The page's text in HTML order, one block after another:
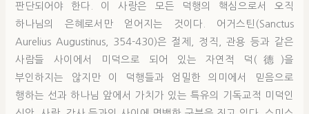
판단되어야 한다. 이 사랑은 모든 덕행의 핵심으로서 오직
하나님의 은혜로서만 얻어지는 것이다. 어거스틴(Sanctus
Aurelius Augustinus, 354-430)은 절제, 정직, 관용 등과 같은
사람들 사이에서 미덕으로 되어 있는 자연적 덕(德)을
부인하지는 않지만 이 덕행들과 엄밀한 의미에서 믿음으로
행하는 선과 하나님 앞에서 가치가 있는 특유의 기독교적 미덕인